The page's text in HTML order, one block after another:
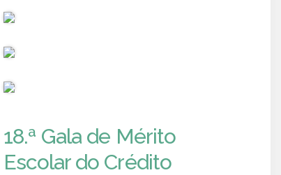
18.ª Gala de Mérito
Escolar do Crédito